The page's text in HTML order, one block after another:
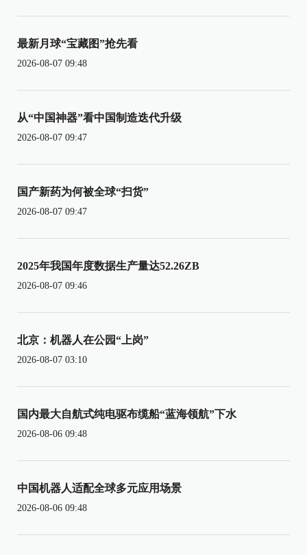
最新月球“宝藏图”抢先看
2026-08-07 09:48
从“中国神器”看中国制造迭代升级
2026-08-07 09:47
国产新药为何被全球“扫货”
2026-08-07 09:47
2025年我国年度数据生产量达52.26ZB
2026-08-07 09:46
北京：机器人在公园“上岗”
2026-08-07 03:10
国内最大自航式纯电驱布缆船“蓝海领航”下水
2026-08-06 09:48
中国机器人适配全球多元应用场景
2026-08-06 09:48